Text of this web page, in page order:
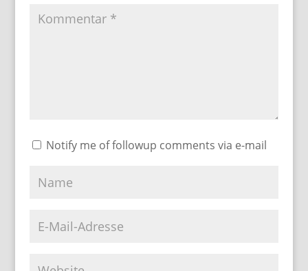
Notify me of followup comments via e-mail